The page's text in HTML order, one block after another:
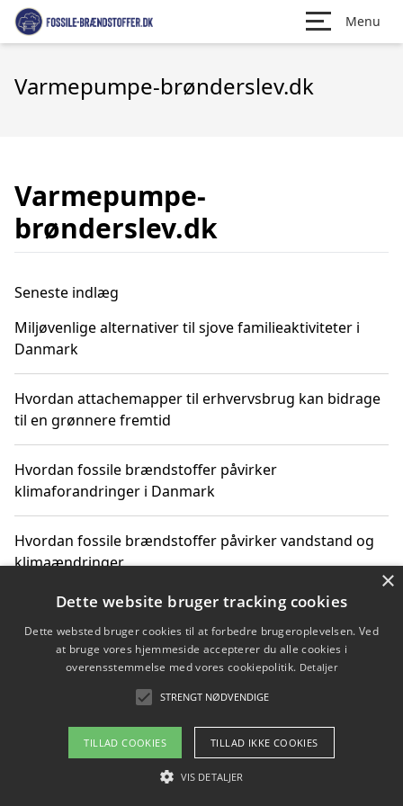
Menu
Varmepumpe-brønderslev.dk
Varmepumpe-
brønderslev.dk
Seneste indlæg
Miljøvenlige alternativer til sjove familieaktiviteter i
Danmark
Hvordan attachemapper til erhvervsbrug kan bidrage
til en grønnere fremtid
Hvordan fossile brændstoffer påvirker
klimaforandringer i Danmark
Hvordan fossile brændstoffer påvirker vandstand og
klimaændringer
Hvordan citater om fossile brændstoffer kan ændre
vores perspektiv
Om / kontakt
Blog Betingelser
×
Dette website bruger tracking cookies
Dette websted bruger cookies til at forbedre brugeroplevelsen. Ved
at bruge vores hjemmeside accepterer du alle cookies i
overensstemmelse med vores cookiepolitik. Detaljer
STRENGT NØDVENDIGE
TILLAD COOKIES TILLAD IKKE COOKIES
VIS DETALJER